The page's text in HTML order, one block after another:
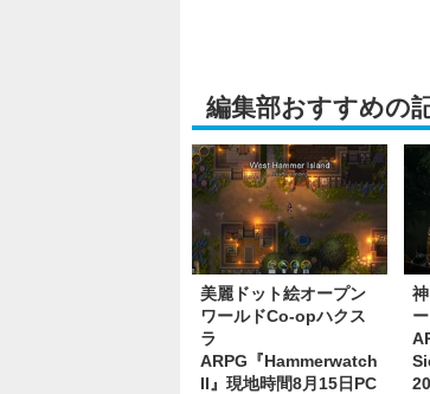
編集部おすすめの
美麗ドット絵オープン
ワールドCo-opハクス
ラ
ARPG『Hammerwatch
II』現地時間8月15日PC